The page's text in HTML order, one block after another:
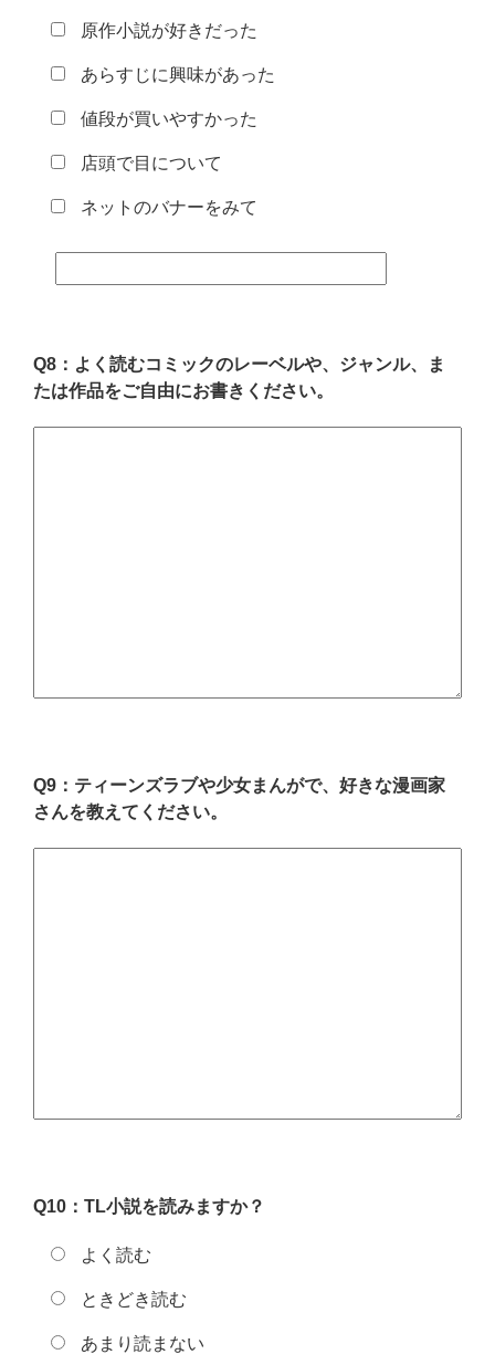
原作小説が好きだった
あらすじに興味があった
値段が買いやすかった
店頭で目について
ネットのバナーをみて
Q8：よく読むコミックのレーベルや、ジャンル、ま
たは作品をご自由にお書きください。
Q9：ティーンズラブや少女まんがで、好きな漫画家
さんを教えてください。
Q10：TL小説を読みますか？
よく読む
ときどき読む
あまり読まない